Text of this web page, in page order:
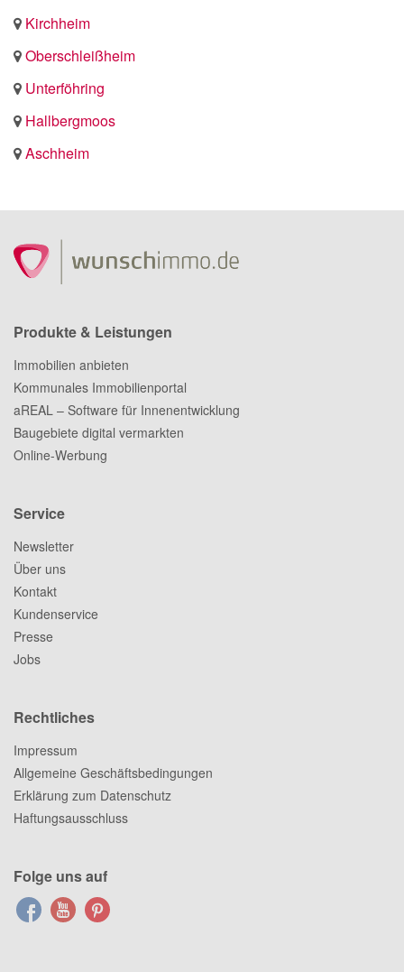
Kirchheim
Oberschleißheim
Unterföhring
Hallbergmoos
Aschheim
Produkte & Leistungen
Immobilien anbieten
Kommunales Immobilienportal
aREAL – Software für Innenentwicklung
Baugebiete digital vermarkten
Online-Werbung
Service
Newsletter
Über uns
Kontakt
Kundenservice
Presse
Jobs
Rechtliches
Impressum
Allgemeine Geschäftsbedingungen
Erklärung zum Datenschutz
Haftungsausschluss
Folge uns auf